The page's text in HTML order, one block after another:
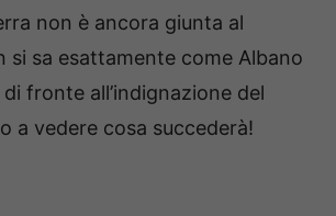
non è ancora giunta al
si sa esattamente come Albano
fronte all’indignazione del
a vedere cosa succederà!